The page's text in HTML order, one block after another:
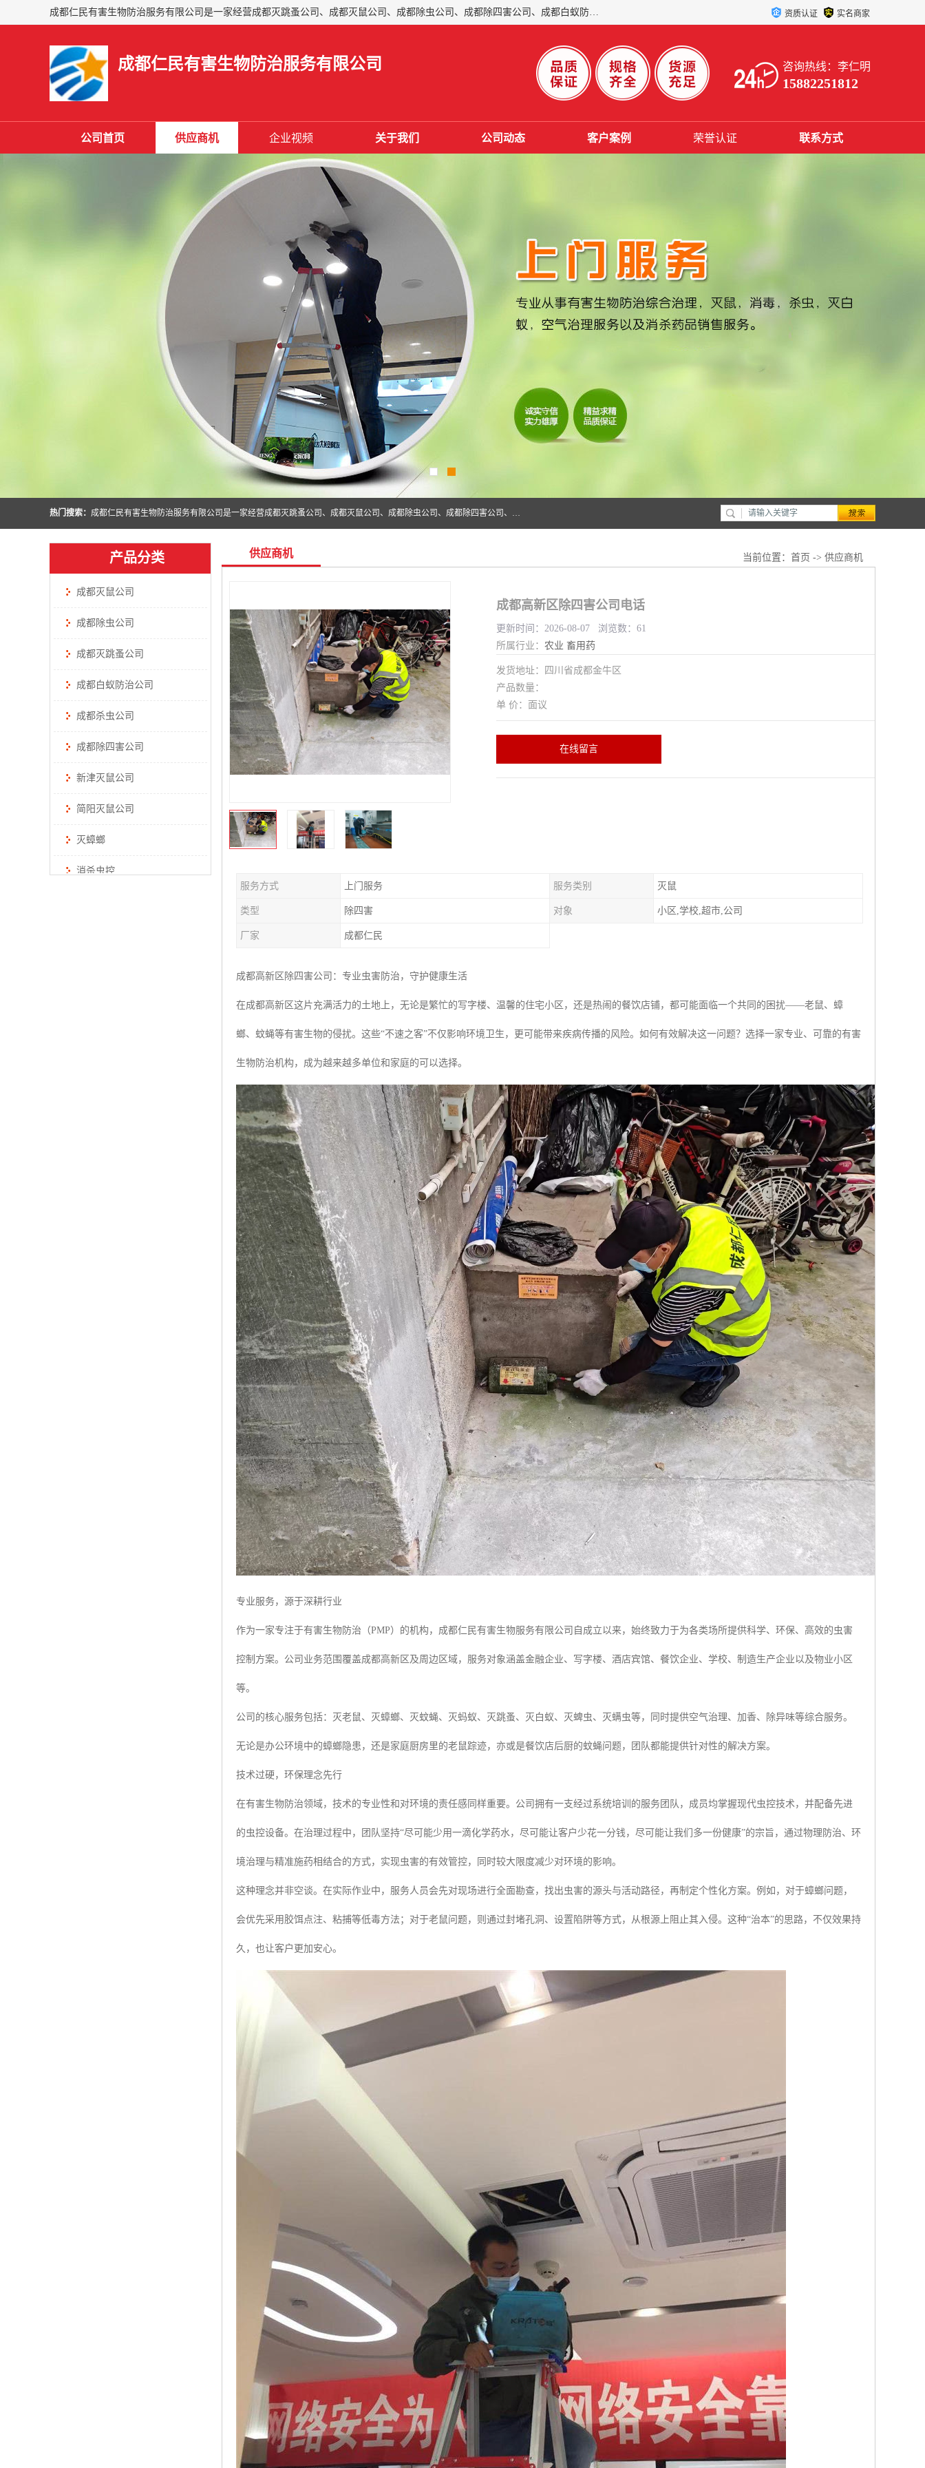
成都仁民有害生物防治服务有限公司是一家经营成都灭跳蚤公司、成都灭鼠公司、成都除虫公司、成都除四害公司、成都白蚁防治公司、成都杀虫公司等。业务覆盖：青白江、郫县、简阳、金堂、乐山、眉山、绵阳、彭州等区域。 由于我们的专业技术和服务态度得到了肯定、 目前公司已经与省内外的多个金 融企业、高端写字楼、星级酒 店、宾馆餐饮企业、学校、制造生产企业、物业小区建立了长期友好的合作关系。 资质认证 实名商家
成都仁民有害生物防治服务有限公司 咨询热线：李仁明
15882251812
公司首页 供应商机 企业视频 关于我们 公司动态 客户案例 荣誉认证 联系方式
热门搜索： 成都仁民有害生物防治服务有限公司是一家经营成都灭跳蚤公司、成都灭鼠公司、成都除虫公司、成都除四害公司、成都白蚁防治公司、成都杀虫公司等。业务覆盖：青白江、郫县、简阳、金堂、乐山、眉山、绵阳、彭州等区域。 由于我们的专业技术和服务态度得到了肯定、 目前公司已经与省内外的多个金 融企业、高端写字楼、星级酒 店、宾馆餐饮企业、学校、制造生产企业、物业小区建立了长期友好的合作关系。
产品分类
成都灭鼠公司
成都除虫公司
成都灭跳蚤公司
成都白蚁防治公司
成都杀虫公司
成都除四害公司
新津灭鼠公司
简阳灭鼠公司
灭蟑螂
消杀虫控
供应商机 当前位置： 首页 -> 供应商机
成都高新区除四害公司电话
更新时间：2026-08-07 浏览数：61
所属行业： 农业 畜用药
发货地址：四川省成都金牛区
产品数量：
单 价：面议
在线留言
服务方式 上门服务 服务类别 灭鼠
类型 除四害 对象 小区,学校,超市,公司
厂家 成都仁民
成都高新区除四害公司：专业虫害防治，守护健康生活
在成都高新区这片充满活力的土地上，无论是繁忙的写字楼、温馨的住宅小区，还是热闹的餐饮店铺，都可能面临一个共同的困扰——老鼠、蟑
螂、蚊蝇等有害生物的侵扰。这些“不速之客”不仅影响环境卫生，更可能带来疾病传播的风险。如何有效解决这一问题？选择一家专业、可靠的有害
生物防治机构，成为越来越多单位和家庭的可以选择。
专业服务，源于深耕行业
作为一家专注于有害生物防治（PMP）的机构，成都仁民有害生物服务有限公司自成立以来，始终致力于为各类场所提供科学、环保、高效的虫害
控制方案。公司业务范围覆盖成都高新区及周边区域，服务对象涵盖金融企业、写字楼、酒店宾馆、餐饮企业、学校、制造生产企业以及物业小区
等。
公司的核心服务包括：灭老鼠、灭蟑螂、灭蚊蝇、灭蚂蚁、灭跳蚤、灭白蚁、灭蜱虫、灭螨虫等，同时提供空气治理、加香、除异味等综合服务。
无论是办公环境中的蟑螂隐患，还是家庭厨房里的老鼠踪迹，亦或是餐饮店后厨的蚊蝇问题，团队都能提供针对性的解决方案。
技术过硬，环保理念先行
在有害生物防治领域，技术的专业性和对环境的责任感同样重要。公司拥有一支经过系统培训的服务团队，成员均掌握现代虫控技术，并配备先进
的虫控设备。在治理过程中，团队坚持“尽可能少用一滴化学药水，尽可能让客户少花一分钱，尽可能让我们多一份健康”的宗旨，通过物理防治、环
境治理与精准施药相结合的方式，实现虫害的有效管控，同时较大限度减少对环境的影响。
这种理念并非空谈。在实际作业中，服务人员会先对现场进行全面勘查，找出虫害的源头与活动路径，再制定个性化方案。例如，对于蟑螂问题，
会优先采用胶饵点注、粘捕等低毒方法；对于老鼠问题，则通过封堵孔洞、设置陷阱等方式，从根源上阻止其入侵。这种“治本”的思路，不仅效果持
久，也让客户更加安心。